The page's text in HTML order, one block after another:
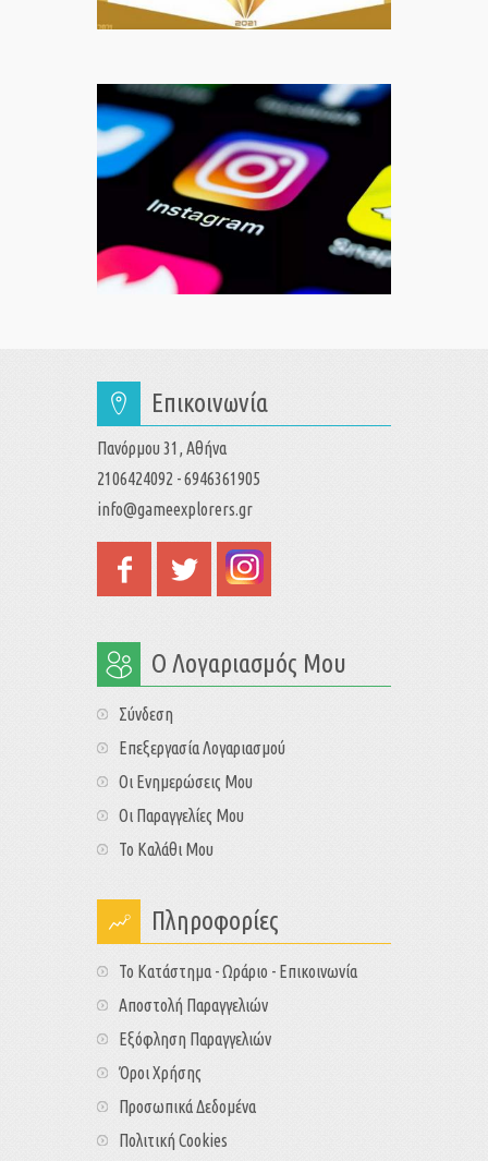
Επικοινωνία
Πανόρμου 31, Αθήνα
2106424092 - 6946361905
info@gameexplorers.gr
Ο Λογαριασμός Μου
Σύνδεση
Επεξεργασία Λογαριασμού
Οι Ενημερώσεις Μου
Οι Παραγγελίες Μου
Το Καλάθι Μου
Πληροφορίες
Το Κατάστημα - Ωράριο - Επικοινωνία
Αποστολή Παραγγελιών
Εξόφληση Παραγγελιών
Όροι Χρήσης
Προσωπικά Δεδομένα
Πολιτική Cookies